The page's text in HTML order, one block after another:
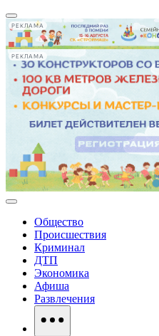
РЕКЛАМА
РЕКЛАМА
Общество
Происшествия
Криминал
ДТП
Экономика
Афиша
Развлечения